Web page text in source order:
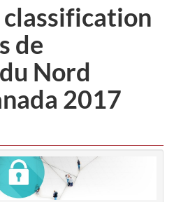
classification
de
Nord
2017